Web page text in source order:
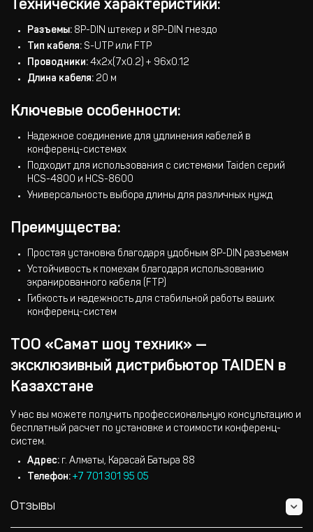
Технические характеристики:
Разъемы: 8P-DIN штекер и 8P-DIN гнездо
Тип кабеля: S-UTP или FTP
Проводники: 4x2x(7x0.2) + 96x0.12
Длина кабеля: 20 м
Ключевые особенности:
Надежное соединение для удлинения кабелей в
конференц-системах
Подходит для использования с системами Taiden серий
HCS-4800 и HCS-8600
Универсальность выбора длины для различных нужд
Преимущества:
Простая установка благодаря удобным 8P-DIN разъемам
Устойчивость к помехам благодаря использованию
экранированного кабеля (FTP)
Гибкость и надежность для стабильной работы ваших
конференц-систем
ТОО «Самат шоу техник» —
эксклюзивный дистрибьютор TAIDEN в
Казахстане
У нас вы можете получить профессиональную консультацию и
бесплатный расчет по установке и стоимости конференц-
систем.
Адрес: г. Алматы, Карасай Батыра 88
Телефон: +7 701 301 95 05
Отзывы